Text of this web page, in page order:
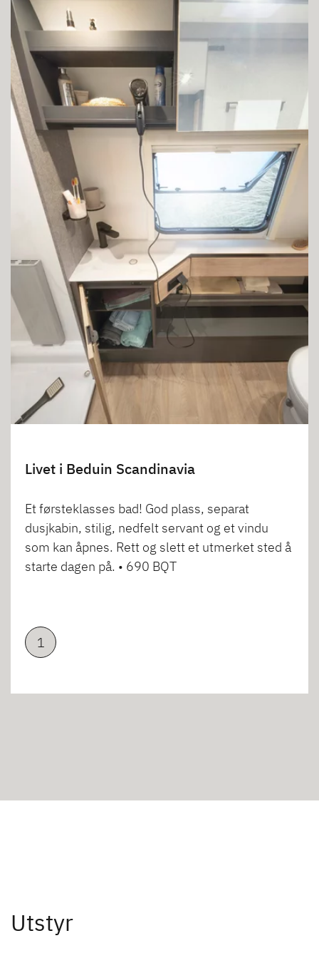
Livet i Beduin Scandinavia
Et førsteklasses bad! God plass, separat
dusjkabin, stilig, nedfelt servant og et vindu
som kan åpnes. Rett og slett et utmerket sted å
starte dagen på. • 690 BQT
1
Utstyr